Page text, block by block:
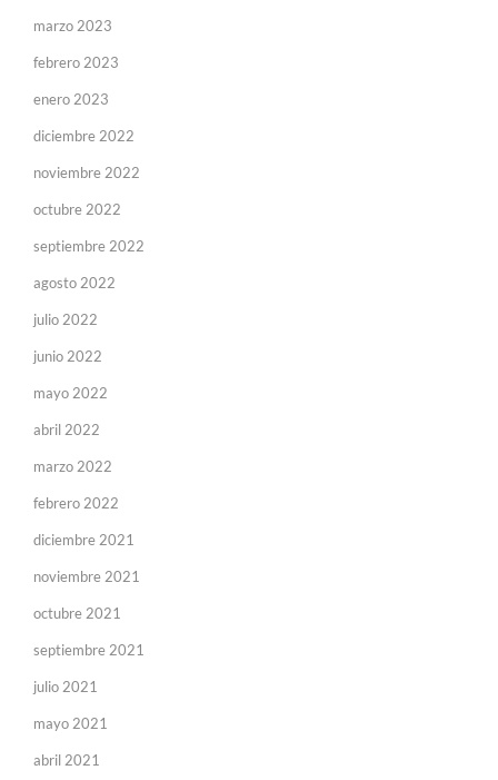
marzo 2023
febrero 2023
enero 2023
diciembre 2022
noviembre 2022
octubre 2022
septiembre 2022
agosto 2022
julio 2022
junio 2022
mayo 2022
abril 2022
marzo 2022
febrero 2022
diciembre 2021
noviembre 2021
octubre 2021
septiembre 2021
julio 2021
mayo 2021
abril 2021